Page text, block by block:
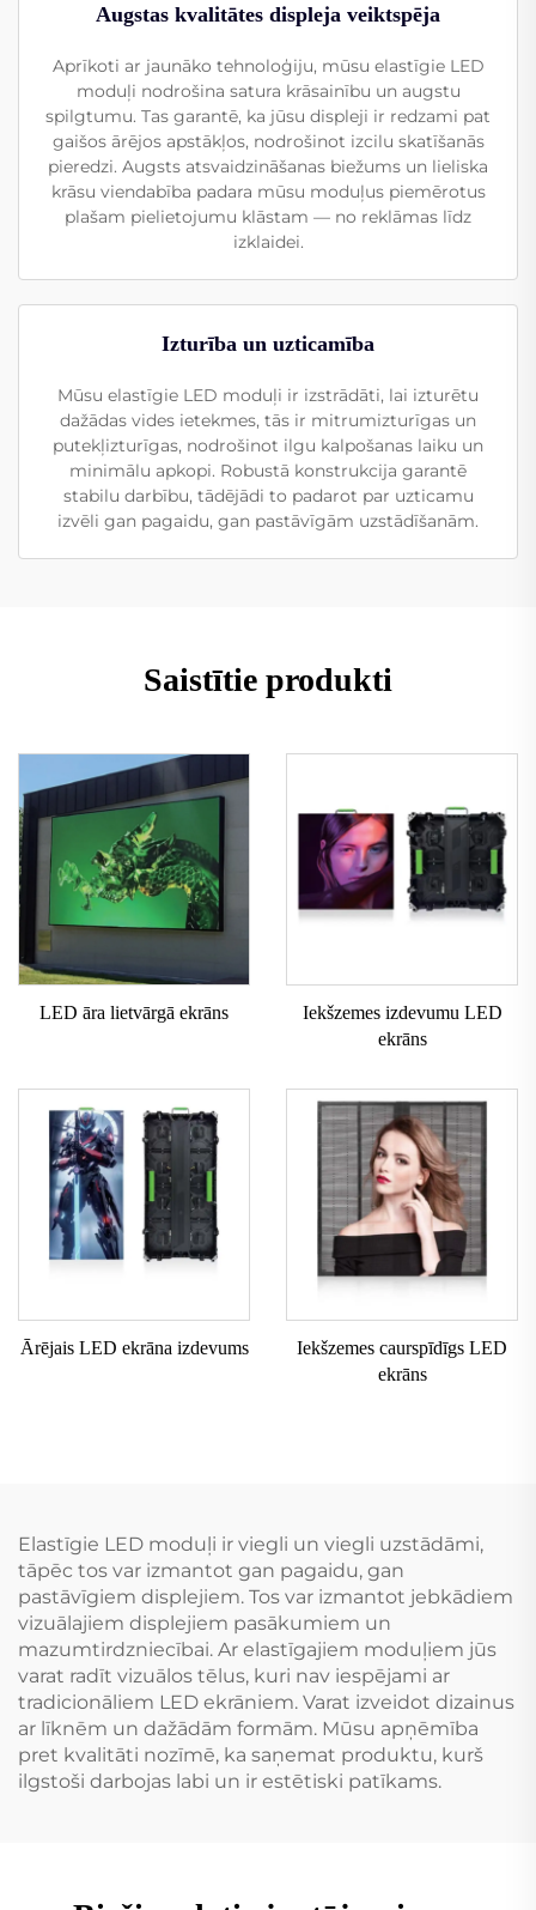
Augstas kvalitātes displeja veiktspēja
Aprīkoti ar jaunāko tehnoloģiju, mūsu elastīgie LED
moduļi nodrošina satura krāsainību un augstu
spilgtumu. Tas garantē, ka jūsu displeji ir redzami pat
gaišos ārējos apstākļos, nodrošinot izcilu skatīšanās
pieredzi. Augsts atsvaidzināšanas biežums un lieliska
krāsu viendabība padara mūsu moduļus piemērotus
plašam pielietojumu klāstam — no reklāmas līdz
izklaidei.
Izturība un uzticamība
Mūsu elastīgie LED moduļi ir izstrādāti, lai izturētu
dažādas vides ietekmes, tās ir mitrumizturīgas un
putekļizturīgas, nodrošinot ilgu kalpošanas laiku un
minimālu apkopi. Robustā konstrukcija garantē
stabilu darbību, tādējādi to padarot par uzticamu
izvēli gan pagaidu, gan pastāvīgām uzstādīšanām.
Saistītie produkti
LED āra lietvārgā ekrāns
Iekšzemes izdevumu LED
ekrāns
Ārējais LED ekrāna izdevums
Iekšzemes caurspīdīgs LED
ekrāns
Elastīgie LED moduļi ir viegli un viegli uzstādāmi,
tāpēc tos var izmantot gan pagaidu, gan
pastāvīgiem displejiem. Tos var izmantot jebkādiem
vizuālajiem displejiem pasākumiem un
mazumtirdzniecībai. Ar elastīgajiem moduļiem jūs
varat radīt vizuālos tēlus, kuri nav iespējami ar
tradicionāliem LED ekrāniem. Varat izveidot dizainus
ar līknēm un dažādām formām. Mūsu apņēmība
pret kvalitāti nozīmē, ka saņemat produktu, kurš
ilgstoši darbojas labi un ir estētiski patīkams.